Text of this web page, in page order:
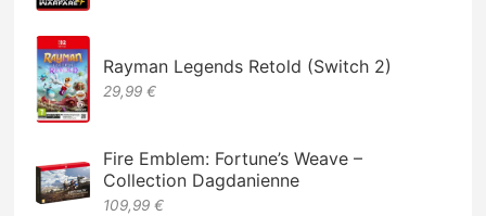
Rayman Legends Retold (Switch 2)
29,99 €
Fire Emblem: Fortune’s Weave –
Collection Dagdanienne
109,99 €